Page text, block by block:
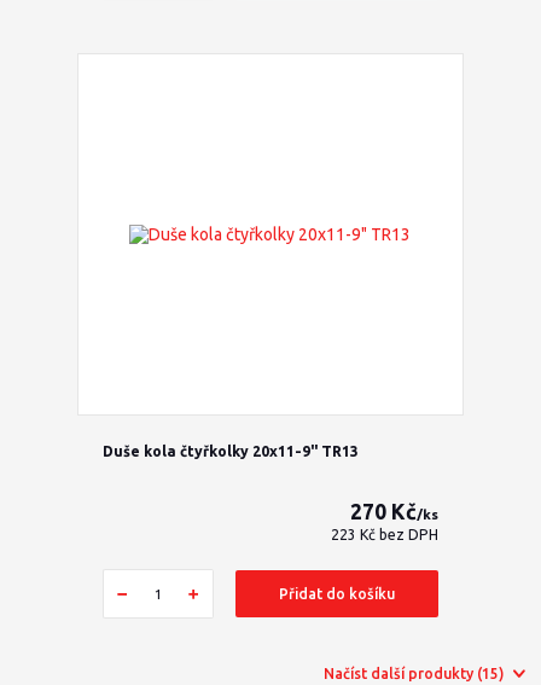
Duše kola čtyřkolky 20x11-9" TR13
270 Kč/ks
223 Kč bez DPH
Přidat do košíku
Načíst další produkty (15)